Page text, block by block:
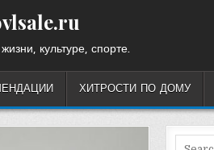
культуре, спорте.
ХИТРОСТИ ПО ДОМУ